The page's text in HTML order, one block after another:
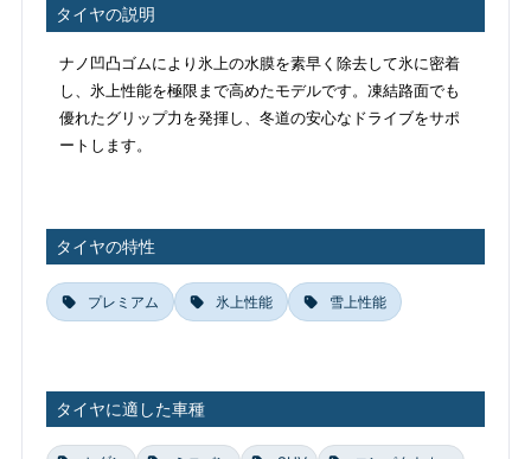
タイヤの説明
ナノ凹凸ゴムにより氷上の水膜を素早く除去して氷に密着
し、氷上性能を極限まで高めたモデルです。凍結路面でも
優れたグリップ力を発揮し、冬道の安心なドライブをサポ
ートします。
タイヤの特性
プレミアム 氷上性能 雪上性能
タイヤに適した車種